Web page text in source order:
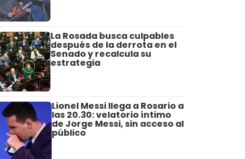
La Rosada busca culpables
después de la derrota en el
Senado y recalcula su
estrategia
Lionel Messi llega a Rosario a
las 20.30: velatorio íntimo
de Jorge Messi, sin acceso al
público